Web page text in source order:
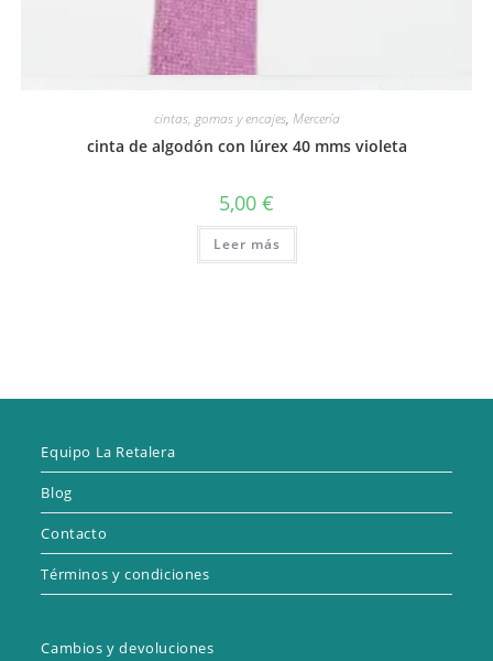
Vista rápida
cintas, gomas y encajes, Mercería
cinta de algodón con lúrex 40 mms violeta
5,00 €
Leer más
Equipo La Retalera
Blog
Contacto
Términos y condiciones
Cambios y devoluciones